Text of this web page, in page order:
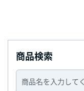
商品検索